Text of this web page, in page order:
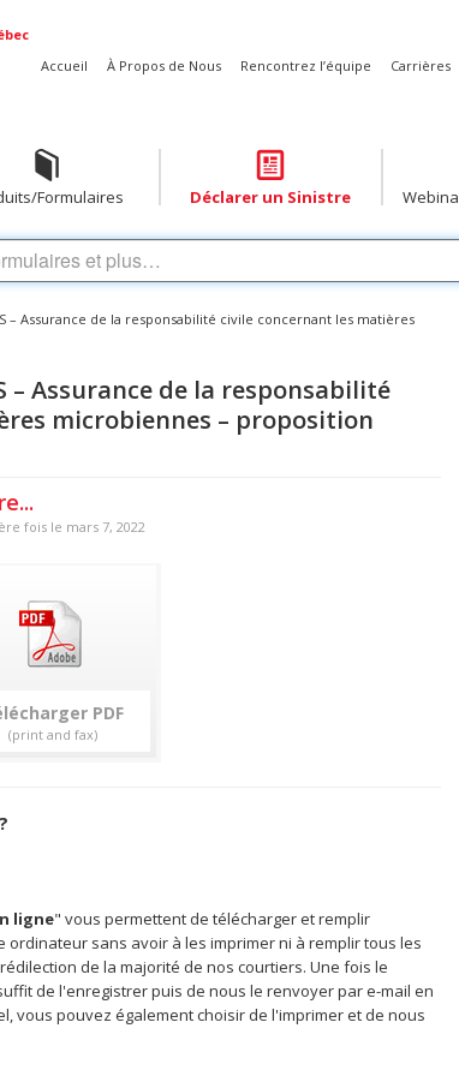
Accueil
À Propos de Nous Rencontrez l’équipe Carrières
Formulaires Déclarer un Sinistre
– Assurance de la responsabilité civile concernant les matières
– Assurance de la responsabilité
microbiennes – proposition
fois le mars 7, 2022
ligne" vous permettent de télécharger et remplir
sans avoir à les imprimer ni à remplir tous les
de la majorité de nos courtiers. Une fois le
de l'enregistrer puis de nous le renvoyer par e-mail en
vous pouvez également choisir de l'imprimer et de nous